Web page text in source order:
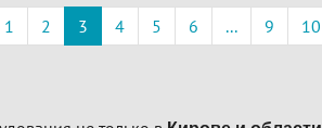
1 2 3 4 5 6 ... 9 10